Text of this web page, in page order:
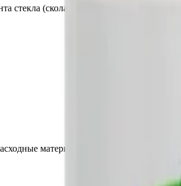
стекла (скола или трещины) после
материалы для детейлинга.